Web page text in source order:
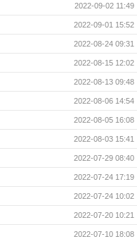
2022-09-02 11:49
2022-09-01 15:52
2022-08-24 09:31
2022-08-15 12:02
2022-08-13 09:48
2022-08-06 14:54
2022-08-05 16:08
2022-08-03 15:41
2022-07-29 08:40
2022-07-24 17:19
2022-07-24 10:02
2022-07-20 10:21
2022-07-10 18:08